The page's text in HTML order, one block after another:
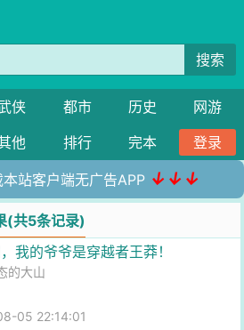
搜索
侠 都市 历史
网游
他 排行 完本 登录
站客户端无广告APP ↓↓↓
(共5条记录)
我的爷爷是穿越者王莽！
的大山
05 22:14:01